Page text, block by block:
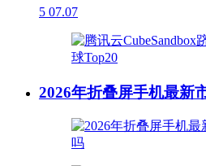
5 07.07
2026年折叠屏手机最新